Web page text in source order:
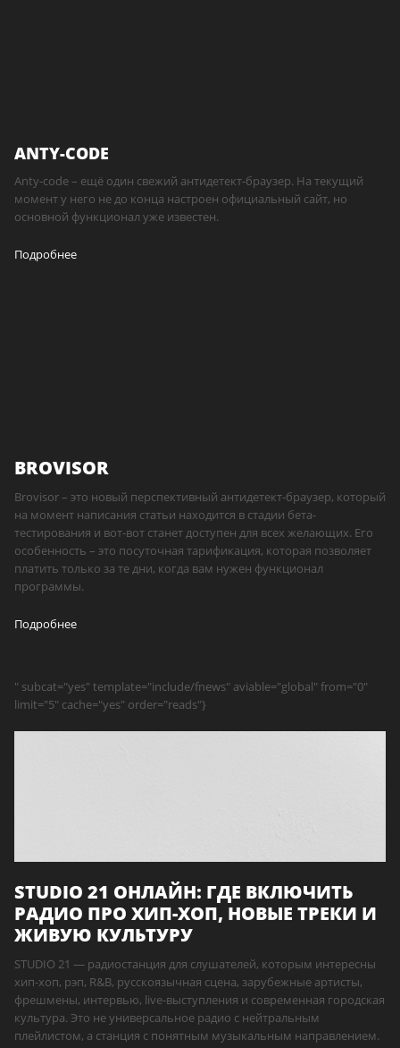
ANTY-CODE
Anty-code – ещё один свежий антидетект-браузер. На текущий
момент у него не до конца настроен официальный сайт, но
основной функционал уже известен.
Подробнее
BROVISOR
Brovisor – это новый перспективный антидетект-браузер, который
на момент написания статьи находится в стадии бета-
тестирования и вот-вот станет доступен для всех желающих. Его
особенность – это посуточная тарификация, которая позволяет
платить только за те дни, когда вам нужен функционал
программы.
Подробнее
" subcat="yes" template="include/fnews" aviable="global" from="0"
limit="5" cache="yes" order="reads"}
STUDIO 21 ОНЛАЙН: ГДЕ ВКЛЮЧИТЬ
РАДИО ПРО ХИП-ХОП, НОВЫЕ ТРЕКИ И
ЖИВУЮ КУЛЬТУРУ
STUDIO 21 — радиостанция для слушателей, которым интересны
хип-хоп, рэп, R&B, русскоязычная сцена, зарубежные артисты,
фрешмены, интервью, live-выступления и современная городская
культура. Это не универсальное радио с нейтральным
плейлистом, а станция с понятным музыкальным направлением.